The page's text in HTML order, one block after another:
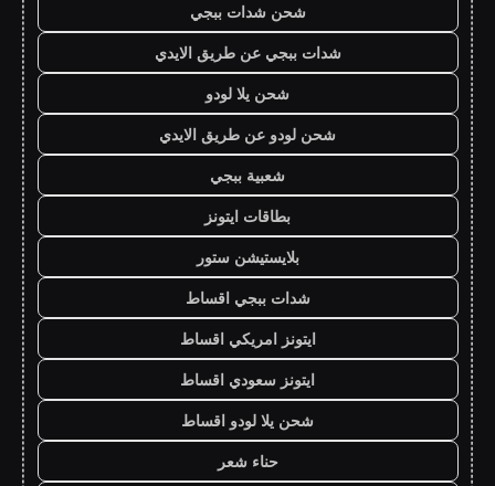
شحن شدات ببجي
شدات ببجي عن طريق الايدي
شحن يلا لودو
شحن لودو عن طريق الايدي
شعبية ببجي
بطاقات ايتونز
بلايستيشن ستور
شدات ببجي اقساط
ايتونز امريكي اقساط
ايتونز سعودي اقساط
شحن يلا لودو اقساط
حناء شعر